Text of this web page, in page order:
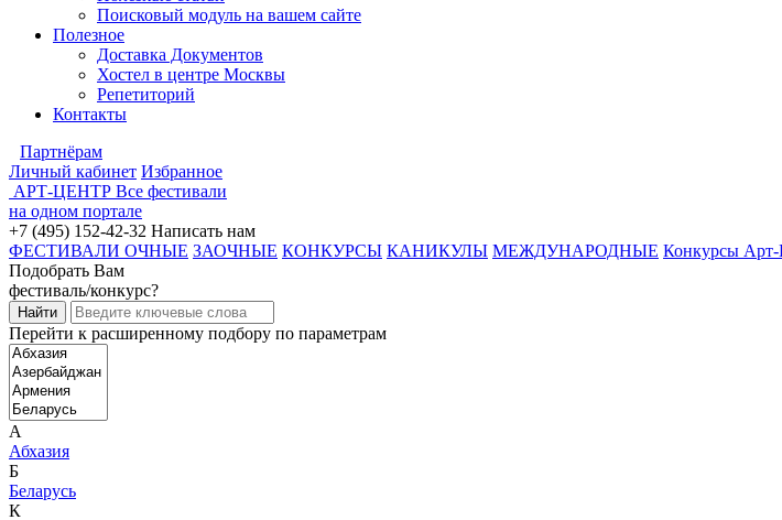
Поисковый модуль на вашем сайте
Полезное
Доставка Документов
Хостел в центре Москвы
Репетиторий
Контакты
Партнёрам
Личный кабинет Избранное
АРТ-ЦЕНТР Все фестивали
на одном портале
+7 (495) 152-42-32 Написать нам
ФЕСТИВАЛИ ОЧНЫЕ ЗАОЧНЫЕ КОНКУРСЫ КАНИКУЛЫ МЕЖДУНАРОДНЫЕ Конкурсы Арт-
Подобрать Вам
фестиваль/конкурс?
Перейти к расширенному подбору по параметрам
А
Абхазия
Б
Беларусь
К